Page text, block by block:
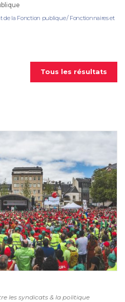
de la Fonction publique/ Fonctionnaires et
Tous les résultats
les syndicats & la politique